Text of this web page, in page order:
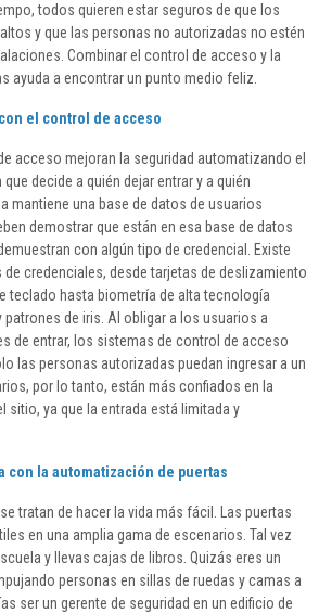
todos quieren estar seguros de que los
y que las personas no autorizadas no estén
Combinar el control de acceso y la
ayuda a encontrar un punto medio feliz.
el control de acceso
acceso mejoran la seguridad automatizando el
decide a quién dejar entrar y a quién
mantiene una base de datos de usuarios
demostrar que están en esa base de datos
con algún tipo de credencial. Existe
credenciales, desde tarjetas de deslizamiento
teclado hasta biometría de alta tecnología
de iris. Al obligar a los usuarios a
de entrar, los sistemas de control de acceso
las personas autorizadas puedan ingresar a un
por lo tanto, están más confiados en la
sitio, ya que la entrada está limitada y
con la automatización de puertas
tratan de hacer la vida más fácil. Las puertas
en una amplia gama de escenarios. Tal vez
y llevas cajas de libros. Quizás eres un
personas en sillas de ruedas y camas a
ser un gerente de seguridad en un edificio de